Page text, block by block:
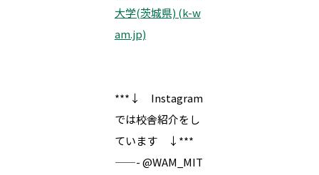
大学(茨城県) (k-w
am.jp)
***↓ Instagram
では校舎紹介をし
ています ↓***
——- @WAM_MIT